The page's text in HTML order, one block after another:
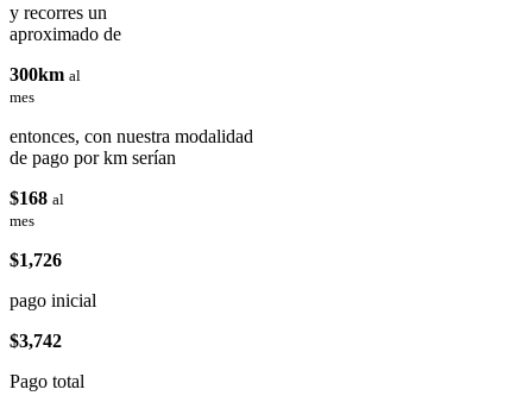
y recorres un
aproximado de
300km al
mes
entonces, con nuestra modalidad
de pago por km serían
$168 al
mes
$1,726
pago inicial
$3,742
Pago total